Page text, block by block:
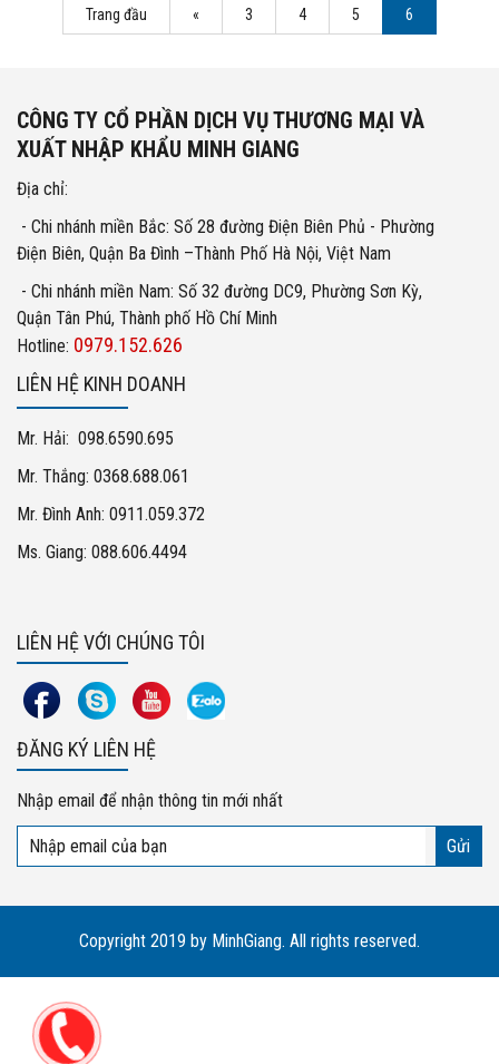
Trang đầu « 3 4 5 6
CÔNG TY CỔ PHẦN DỊCH VỤ THƯƠNG MẠI VÀ
XUẤT NHẬP KHẨU MINH GIANG
Địa chỉ:
- Chi nhánh miền Bắc: Số 28 đường Điện Biên Phủ - Phường
Điện Biên, Quận Ba Đình –Thành Phố Hà Nội, Việt Nam
- Chi nhánh miền Nam: Số 32 đường DC9, Phường Sơn Kỳ,
Quận Tân Phú, Thành phố Hồ Chí Minh
Hotline: 0979.152.626
LIÊN HỆ KINH DOANH
Mr. Hải: 098.6590.695
Mr. Thắng: 0368.688.061
Mr. Đình Anh: 0911.059.372
Ms. Giang: 088.606.4494
LIÊN HỆ VỚI CHÚNG TÔI
ĐĂNG KÝ LIÊN HỆ
Nhập email để nhận thông tin mới nhất
Copyright 2019 by MinhGiang. All rights reserved.